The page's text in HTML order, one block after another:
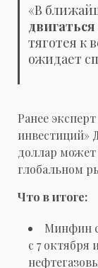
«В
тяготея к
ожидает
Ранее
инвестиций»
доллар может
глобальном
Что в итоге:
Минфин
с 7 октября